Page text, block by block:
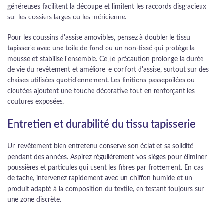
généreuses facilitent la découpe et limitent les raccords disgracieux
sur les dossiers larges ou les méridienne.
Pour les coussins d'assise amovibles, pensez à doubler le tissu
tapisserie avec une toile de fond ou un non-tissé qui protège la
mousse et stabilise l'ensemble. Cette précaution prolonge la durée
de vie du revêtement et améliore le confort d'assise, surtout sur des
chaises utilisées quotidiennement. Les finitions passepoilées ou
cloutées ajoutent une touche décorative tout en renforçant les
coutures exposées.
Entretien et durabilité du tissu tapisserie
Un revêtement bien entretenu conserve son éclat et sa solidité
pendant des années. Aspirez régulièrement vos sièges pour éliminer
poussières et particules qui usent les fibres par frottement. En cas
de tache, intervenez rapidement avec un chiffon humide et un
produit adapté à la composition du textile, en testant toujours sur
une zone discrète.